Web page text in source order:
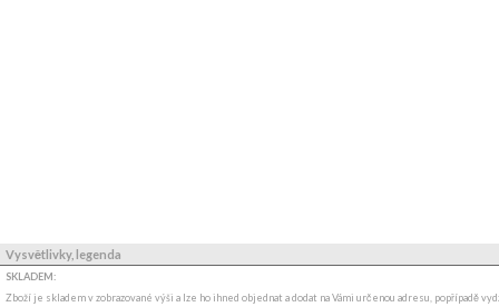
Vysvětlivky, legenda
SKLADEM:
Zboží je skladem v zobrazované výši a lze ho ihned objednat a dodat na Vámi určenou adresu, popřípadě